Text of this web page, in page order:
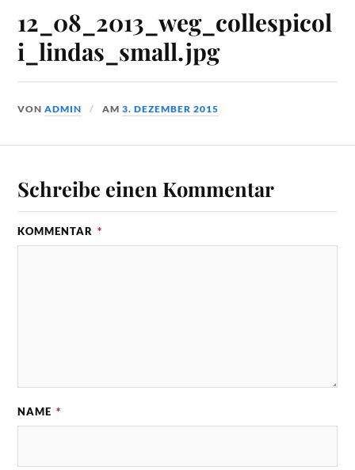
12_08_2013_weg_collespicol
i_lindas_small.jpg
VONADMIN AM3. DEZEMBER 2015
Schreibe einen Kommentar
KOMMENTAR *
NAME *